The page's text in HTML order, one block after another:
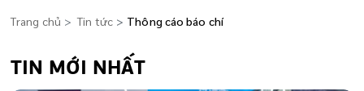
Trang chủ Tin tức Thông cáo báo chí
TIN MỚI NHẤT